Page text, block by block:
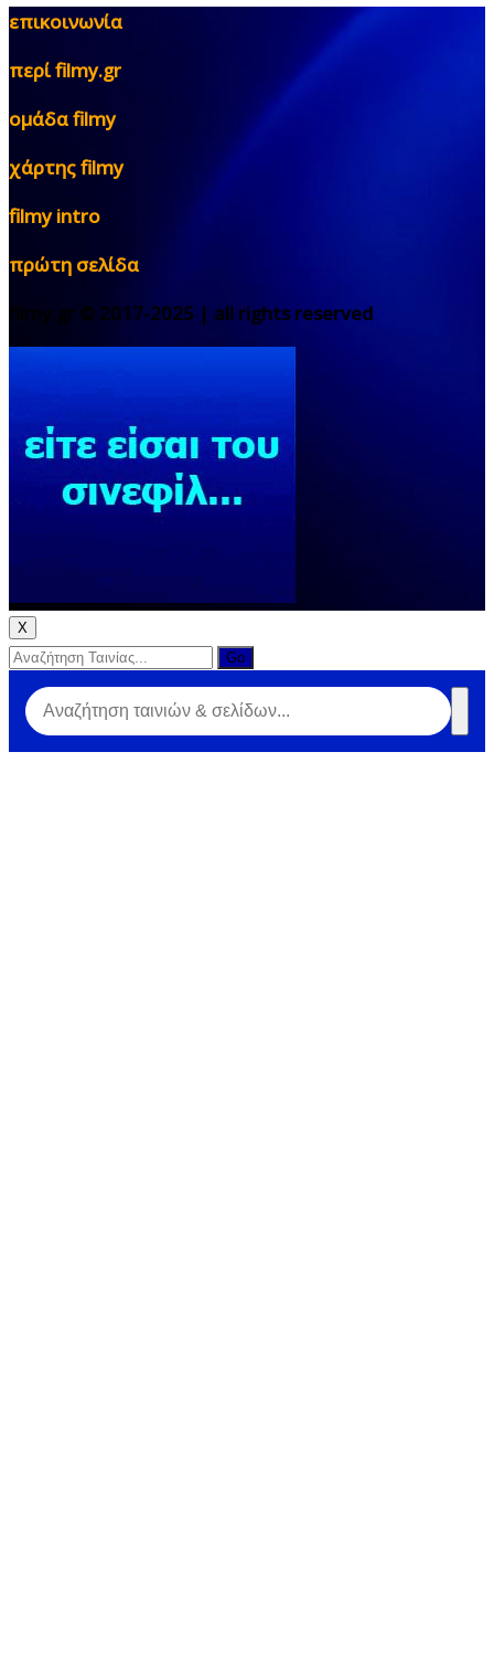
επικοινωνία
περί filmy.gr
ομάδα filmy
χάρτης filmy
filmy intro
πρώτη σελίδα
filmy.gr © 2017-2025 | all rights reserved
X